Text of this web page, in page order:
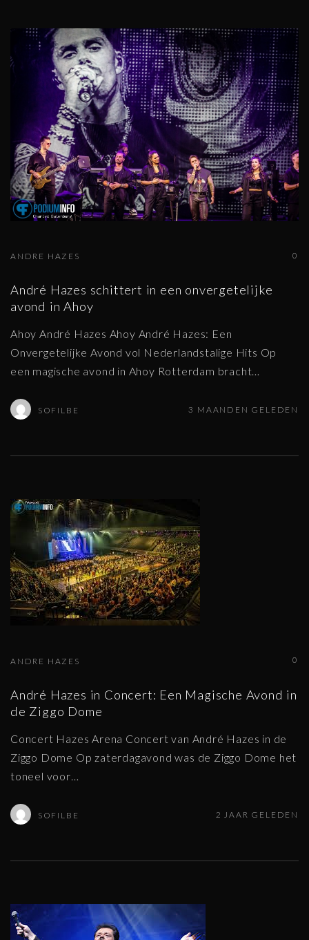
0
ANDRE HAZES
André Hazes schittert in een onvergetelijke
avond in Ahoy
Ahoy André Hazes Ahoy André Hazes: Een
Onvergetelijke Avond vol Nederlandstalige Hits Op
een magische avond in Ahoy Rotterdam bracht…
SOFILBE 3 MAANDEN GELEDEN
0
ANDRE HAZES
André Hazes in Concert: Een Magische Avond in
de Ziggo Dome
Concert Hazes Arena Concert van André Hazes in de
Ziggo Dome Op zaterdagavond was de Ziggo Dome het
toneel voor
SOFILBE 2 JAAR GELEDEN